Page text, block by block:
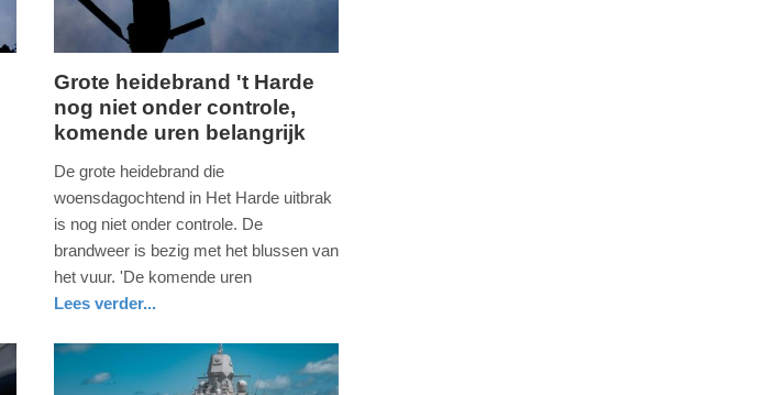
woensdag,
29.
2026
14:37
05-
Grote heidebrand 't Harde
nog niet onder controle,
komende uren belangrijk
De grote heidebrand die
woensdagochtend in Het Harde uitbrak
is nog niet onder controle. De
brandweer is bezig met het blussen van
het vuur. 'De komende uren
Lees verder...